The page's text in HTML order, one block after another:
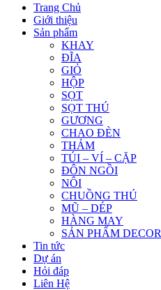
Trang Chủ
Giới thiệu
Sản phẩm
KHAY
ĐĨA
GIỎ
HỘP
SỌT
SỌT THÚ
GƯƠNG
CHAO ĐÈN
THẢM
TÚI – VÍ – CẶP
ĐÔN NGỒI
NÔI
CHUỒNG THÚ
MŨ – DÉP
HÀNG MAY
SẢN PHẨM DECOR
Tin tức
Dự án
Hỏi đáp
Liên Hệ